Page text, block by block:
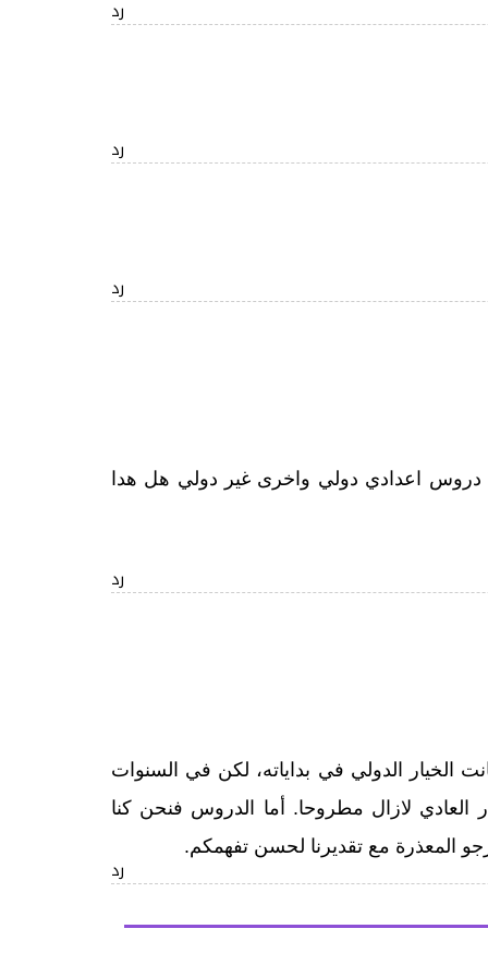
رد
رد
رد
دروس اعدادي دولي واخرى غير دولي هل هدا
رد
الخيار الدولي في بداياته، لكن في السنوات
العادي لازال مطروحا. أما الدروس فنحن كنا
المعذرة مع تقديرنا لحسن تفهمكم.
رد